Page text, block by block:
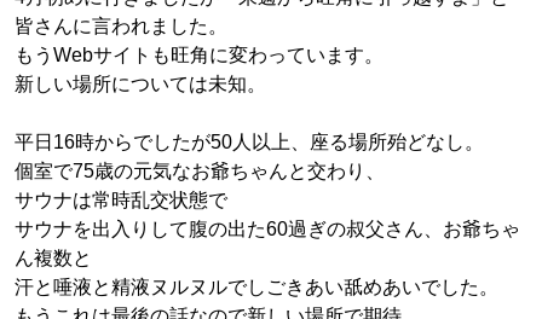
皆さんに言われました。
もうWebサイトも旺角に変わっています。
新しい場所については未知。
平日16時からでしたが50人以上、座る場所殆どなし。
個室で75歳の元気なお爺ちゃんと交わり、
サウナは常時乱交状態で
サウナを出入りして腹の出た60過ぎの叔父さん、お爺ちゃ
ん複数と
汗と唾液と精液ヌルヌルでしごきあい舐めあいでした。